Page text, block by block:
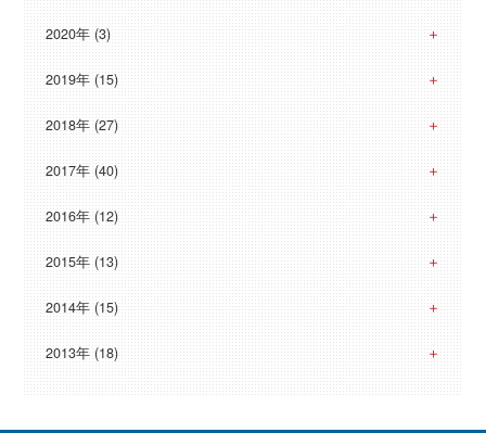
2020年 (3)
2019年 (15)
2018年 (27)
2017年 (40)
2016年 (12)
2015年 (13)
2014年 (15)
2013年 (18)